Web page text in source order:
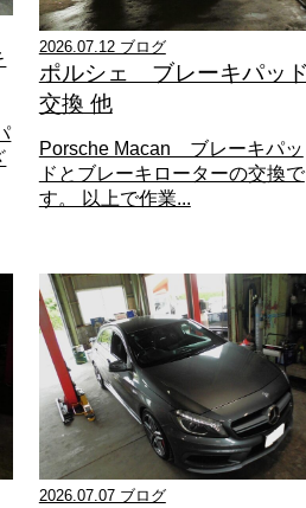
2026.07.12 ブログ
ポルシェ ブレーキパッ
交換 他
Porsche Macan ブレーキパッ
ドとブレーキローターの交換で
す。 以上で作業...
2026.07.07 ブログ